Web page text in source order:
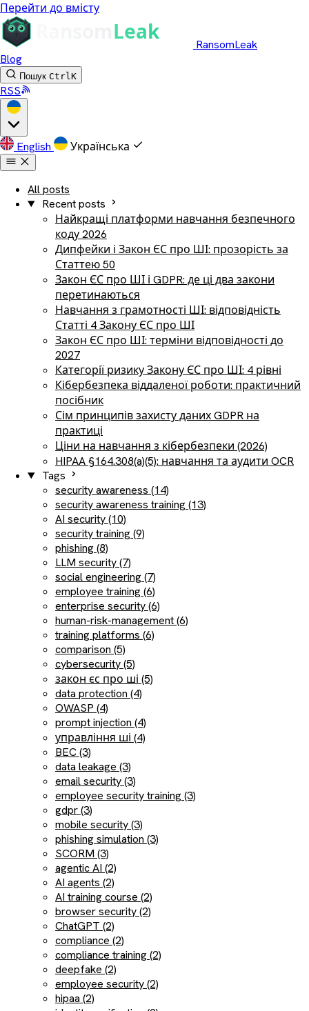
Перейти до вмісту
RansomLeak
Blog
Пошук CtrlK
RSS
English Українська
All posts
Recent posts
Найкращі платформи навчання безпечного
коду 2026
Дипфейки і Закон ЄС про ШІ: прозорість за
Статтею 50
Закон ЄС про ШІ і GDPR: де ці два закони
перетинаються
Навчання з грамотності ШІ: відповідність
Статті 4 Закону ЄС про ШІ
Закон ЄС про ШІ: терміни відповідності до
2027
Категорії ризику Закону ЄС про ШІ: 4 рівні
Кібербезпека віддаленої роботи: практичний
посібник
Сім принципів захисту даних GDPR на
практиці
Ціни на навчання з кібербезпеки (2026)
HIPAA §164.308(a)(5): навчання та аудити OCR
Tags
security awareness (14)
security awareness training (13)
AI security (10)
security training (9)
phishing (8)
LLM security (7)
social engineering (7)
employee training (6)
enterprise security (6)
human-risk-management (6)
training platforms (6)
comparison (5)
cybersecurity (5)
закон єс про ші (5)
data protection (4)
OWASP (4)
prompt injection (4)
управління ші (4)
BEC (3)
data leakage (3)
email security (3)
employee security training (3)
gdpr (3)
mobile security (3)
phishing simulation (3)
SCORM (3)
agentic AI (2)
AI agents (2)
AI training course (2)
browser security (2)
ChatGPT (2)
compliance (2)
compliance training (2)
deepfake (2)
employee security (2)
hipaa (2)